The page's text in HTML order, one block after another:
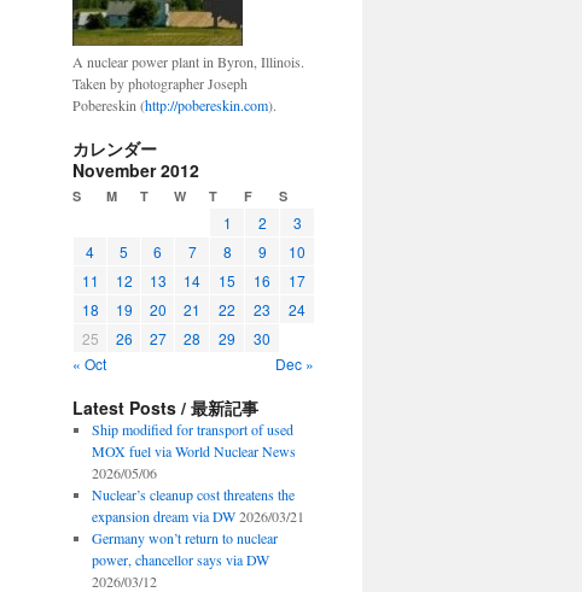
A nuclear power plant in Byron, Illinois.
Taken by photographer Joseph
Pobereskin (http://pobereskin.com).
カレンダー
November 2012
S M T W T F S
1 2
3
4
5 6 7 8 9
10
11
12 13 14 15 16
17
18
19 20 21 22 23
24
25
26 27 28 29
30
« Oct
Dec »
Latest Posts / 最新記事
Ship modified for transport of used
MOX fuel via World Nuclear News
2026/05/06
Nuclear’s cleanup cost threatens the
expansion dream via DW 2026/03/21
Germany won’t return to nuclear
power, chancellor says via DW
2026/03/12